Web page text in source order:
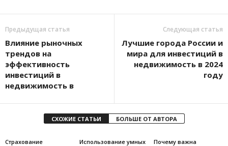
Предыдущая статья
Влияние рыночных
трендов на
эффективность
инвестиций в
недвижимость в
Следующая статья
Лучшие города России и
мира для инвестиций в
недвижимость в 2024
году
СХОЖИЕ СТАТЬИ БОЛЬШЕ ОТ АВТОРА
Страхование
Использование умных
Почему важна